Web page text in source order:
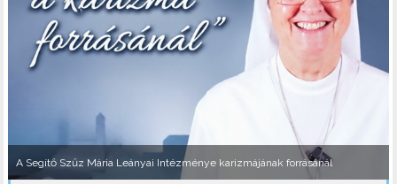
A Segítő Szűz Mária Leányai Intézménye karizmájának forrásánál